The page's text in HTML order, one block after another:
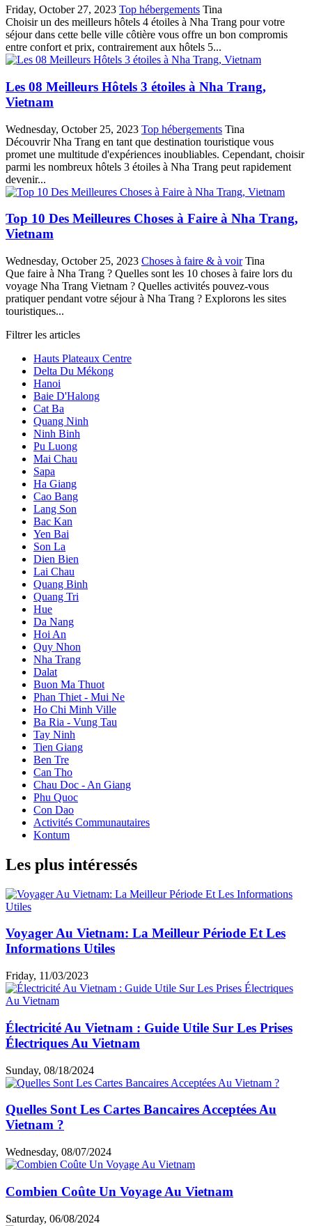
Friday, October 27, 2023 Top hébergements Tina
Choisir un des meilleurs hôtels 4 étoiles à Nha Trang pour votre
séjour dans cette belle ville côtière vous offre un bon compromis
entre confort et prix, contrairement aux hôtels 5...
Les 08 Meilleurs Hôtels 3 étoiles à Nha Trang,
Vietnam
Wednesday, October 25, 2023 Top hébergements Tina
Découvrir Nha Trang en tant que destination touristique vous
promet une multitude d'expériences inoubliables. Cependant, choisir
parmi les nombreux hôtels 3 étoiles à Nha Trang peut rapidement
devenir...
Top 10 Des Meilleures Choses à Faire à Nha Trang,
Vietnam
Wednesday, October 25, 2023 Choses à faire & à voir Tina
Que faire à Nha Trang ? Quelles sont les 10 choses à faire lors du
voyage Nha Trang Vietnam ? Quelles activités pouvez-vous
pratiquer pendant votre séjour à Nha Trang ? Explorons les sites
touristiques...
Filtrer les articles
Hauts Plateaux Centre
Delta Du Mékong
Hanoi
Baie D'Halong
Cat Ba
Quang Ninh
Ninh Binh
Pu Luong
Mai Chau
Sapa
Ha Giang
Cao Bang
Lang Son
Bac Kan
Yen Bai
Son La
Dien Bien
Lai Chau
Quang Binh
Quang Tri
Hue
Da Nang
Hoi An
Quy Nhon
Nha Trang
Dalat
Buon Ma Thuot
Phan Thiet - Mui Ne
Ho Chi Minh Ville
Ba Ria - Vung Tau
Tay Ninh
Tien Giang
Ben Tre
Can Tho
Chau Doc - An Giang
Phu Quoc
Con Dao
Activités Communautaires
Kontum
Les plus intéressés
Voyager Au Vietnam: La Meilleur Période Et Les
Informations Utiles
Friday, 11/03/2023
Électricité Au Vietnam : Guide Utile Sur Les Prises
Électriques Au Vietnam
Sunday, 08/18/2024
Quelles Sont Les Cartes Bancaires Acceptées Au
Vietnam ?
Wednesday, 08/07/2024
Combien Coûte Un Voyage Au Vietnam
Saturday, 06/08/2024